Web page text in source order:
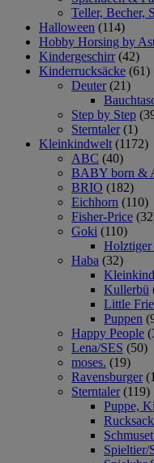
Teller, Becher,
Halloween (114)
Hobby Horsing by
Kindergeschirr (42)
Kinderrucksäcke (61)
Deuter (21)
Step by Step
Sterntaler (1)
Kleinkindwelt (1172)
ABC (40)
BABY born &
BRIO (182)
Eichhorn (110)
Fisher-Price
Goki (110)
Holztiger
Haba (32)
Kleinkind
Kullerbü
Little
Puppen
Happy People
Lena/SES (50)
moses. (19)
Ravensburger
Sterntaler (119)
Puppe,
Rucksack
Spieltier/